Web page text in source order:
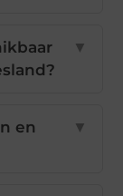
▼
en
▼